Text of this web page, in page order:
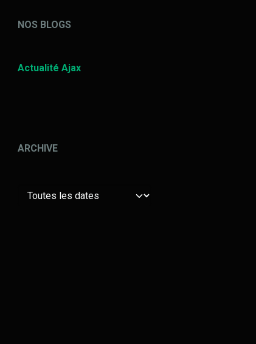
NOS BLOGS
Actualité Ajax
ARCHIVE